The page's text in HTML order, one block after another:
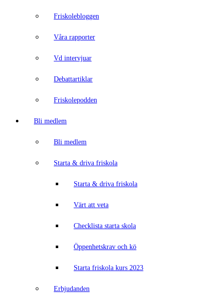
Friskolebloggen
Våra rapporter
Vd intervjuar
Debattartiklar
Friskolepodden
Bli medlem
Bli medlem
Starta & driva friskola
Starta & driva friskola
Värt att veta
Checklista starta skola
Öppenhetskrav och kö
Starta friskola kurs 2023
Erbjudanden